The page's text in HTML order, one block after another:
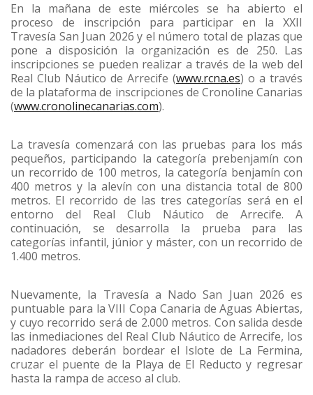
En la mañana de este miércoles se ha abierto el
proceso de inscripción para participar en la XXII
Travesía San Juan 2026 y el número total de plazas que
pone a disposición la organización es de 250. Las
inscripciones se pueden realizar a través de la web del
Real Club Náutico de Arrecife (www.rcna.es) o a través
de la plataforma de inscripciones de Cronoline Canarias
(www.cronolinecanarias.com).
La travesía comenzará con las pruebas para los más
pequeños, participando la categoría prebenjamín con
un recorrido de 100 metros, la categoría benjamín con
400 metros y la alevín con una distancia total de 800
metros. El recorrido de las tres categorías será en el
entorno del Real Club Náutico de Arrecife. A
continuación, se desarrolla la prueba para las
categorías infantil, júnior y máster, con un recorrido de
1.400 metros.
Nuevamente, la Travesía a Nado San Juan 2026 es
puntuable para la VIII Copa Canaria de Aguas Abiertas,
y cuyo recorrido será de 2.000 metros. Con salida desde
las inmediaciones del Real Club Náutico de Arrecife, los
nadadores deberán bordear el Islote de La Fermina,
cruzar el puente de la Playa de El Reducto y regresar
hasta la rampa de acceso al club.